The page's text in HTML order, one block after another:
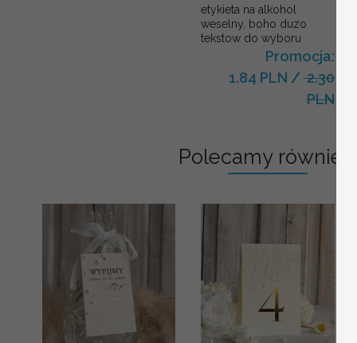
etykieta na alkohol
weselny, boho duzo
tekstow do wyboru
Promocja:
1.84 PLN /2.30
PLN
Polecamy również: